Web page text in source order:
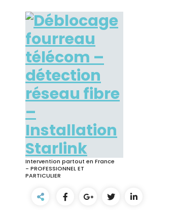
content
Intervention partout en France
- PROFESSIONNEL ET
PARTICULIER